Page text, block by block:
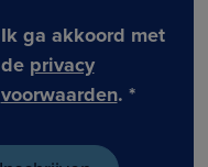
Ik ga akkoord met
de privacy
voorwaarden. *